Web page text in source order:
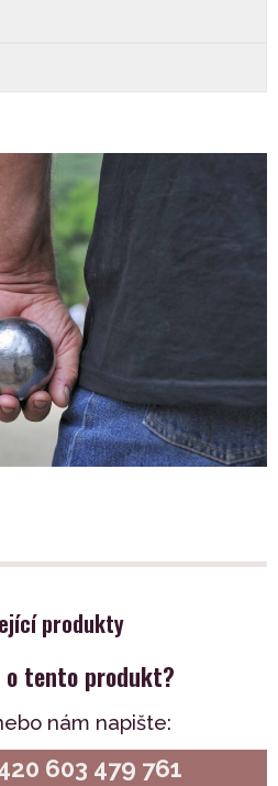
produkty
o tento produkt?
nám napište:
603 479 761